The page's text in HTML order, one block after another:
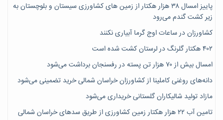
پاییز امسال ۳۸ هزار هکتار از زمین های کشاورزی سیستان و بلوچستان به
زیر کشت گندم می‌رود
کشاورزان در ساعات اوج گرما آبیاری نکنند
۴۰۲ هکتار گلرنگ در لرستان کشت شده است
امسال بیش از ۷۰ هزار تن پسته در رفسنجان برداشت می‌شود
دانه‌های روغنی کاملینا از کشاورزان خراسان شمالی خرید تضمینی می‌شود
مازاد تولید شالیکاران گلستانی خریداری می‌شود
تامین آب ۲۲ هزار هکتار زمین کشاورزی از طریق سدهای خراسان شمالی